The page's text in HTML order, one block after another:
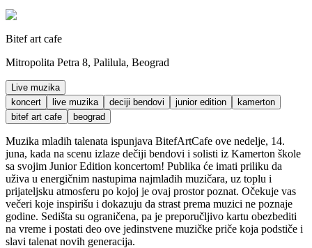
Bitef art cafe
Mitropolita Petra 8, Palilula, Beograd
Live muzika
koncert
live muzika deciji bendovi junior edition
kamerton
bitef art cafe
beograd
Muzika mladih talenata ispunjava BitefArtCafe ove nedelje, 14.
juna, kada na scenu izlaze dečiji bendovi i solisti iz Kamerton škole
sa svojim Junior Edition koncertom! Publika će imati priliku da
uživa u energičnim nastupima najmlađih muzičara, uz toplu i
prijateljsku atmosferu po kojoj je ovaj prostor poznat. Očekuje vas
večeri koje inspirišu i dokazuju da strast prema muzici ne poznaje
godine. Sedišta su ograničena, pa je preporučljivo kartu obezbediti
na vreme i postati deo ove jedinstvene muzičke priče koja podstiče i
slavi talenat novih generacija.